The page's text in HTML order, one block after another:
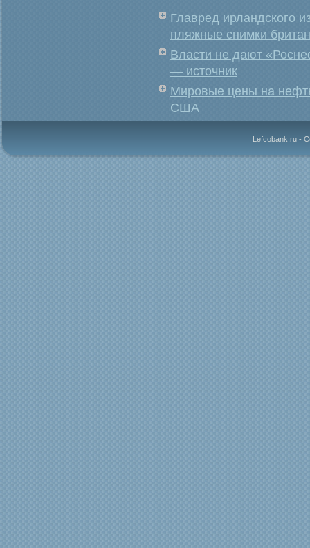
Главред ирландского
пляжные снимки
Власти не дают
— источник
Мировые цены на
США
Lefcobank.ru -